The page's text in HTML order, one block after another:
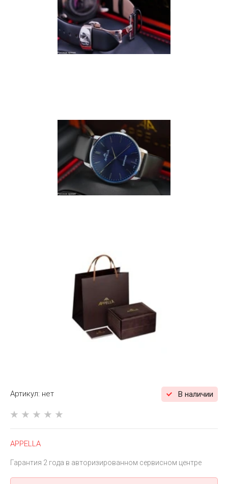
Артикул: нет В наличии
APPELLA
Гарантия 2 года в авторизированном сервисном центре